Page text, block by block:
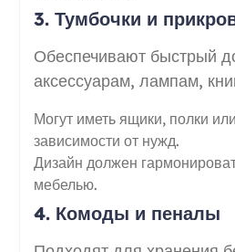
3. Тумбочки и
Обеспечивают быстрый
аксессуарам, лампам,
Могут иметь ящики, полки
зависимости от нужд.
Дизайн должен
мебелью.
4. Комоды и пеналы